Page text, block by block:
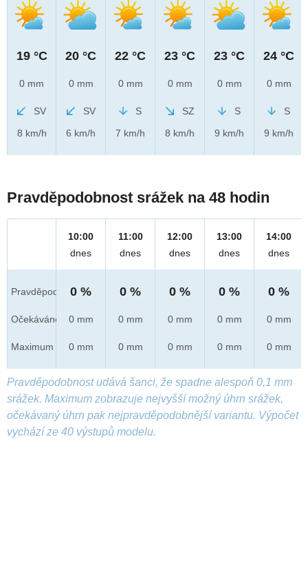
19 °C
0 mm
SV
8 km/h
20 °C
0 mm
SV
6 km/h
22 °C
0 mm
S
7 km/h
23 °C
0 mm
SZ
8 km/h
23 °C
0 mm
S
9 km/h
24 °C
0 mm
S
9 km/h
Pravděpodobnost srážek na 48 hodin
Pravděpod.
Očekáváno
Maximum
10:00
dnes
0 %
0 mm
0 mm
11:00
dnes
0 %
0 mm
0 mm
12:00
dnes
0 %
0 mm
0 mm
13:00
dnes
0 %
0 mm
0 mm
14:00
dnes
0 %
0 mm
0 mm
Pravděpodobnost udává šanci, že spadne alespoň 0,1 mm
srážek. Maximum zobrazuje nejvyšší možný úhrn srážek,
očekávaný úhrn pak nejpravděpodobnější variantu. Výpočet
vychází ze 40 výstupů modelu.